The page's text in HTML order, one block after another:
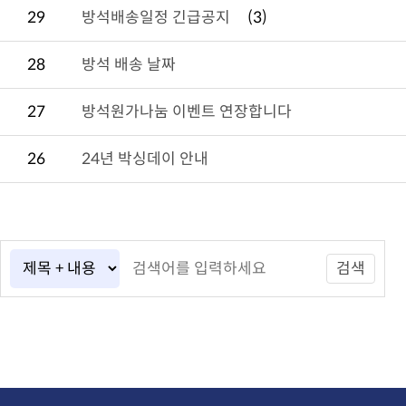
29 방석배송일정 긴급공지 (3)
28 방석 배송 날짜
27 방석원가나눔 이벤트 연장합니다
26 24년 박싱데이 안내
검색